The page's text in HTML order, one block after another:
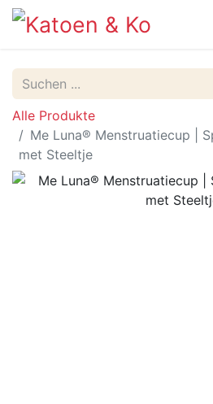
Alle Produkte
Me Luna® Menstruatiecup |
met Steeltje